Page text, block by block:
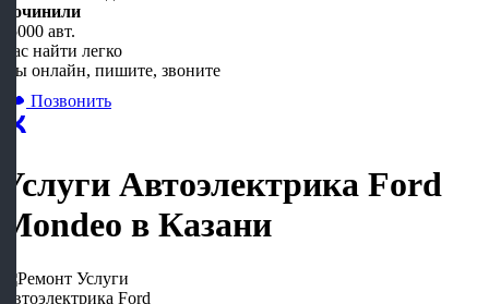
Починили
45000 авт.
Нас найти легко
Мы онлайн, пишите, звоните
Позвонить
Услуги Автоэлектрика Ford
Mondeo в Казани